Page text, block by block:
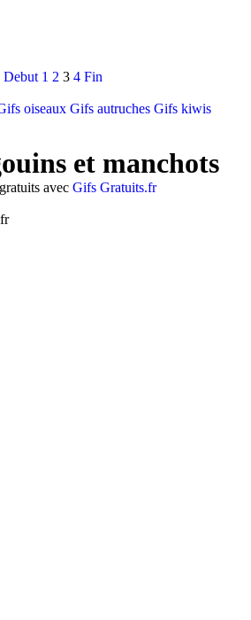
Debut 1 2 3 4 Fin
oiseaux Gifs autruches Gifs kiwis
et manchots
avec Gifs Gratuits.fr